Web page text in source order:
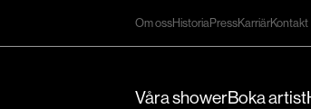
Om ossHistoriaPressKarriärKontakt
Våra showerBoka artist